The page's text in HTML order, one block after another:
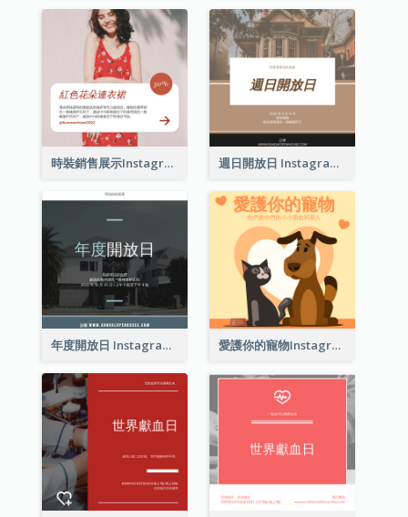
時裝銷售展示Instagram帖子 週日開放日 Instagram 帖子
年度開放日 Instagram 帖子 愛護你的寵物Instagram帖子